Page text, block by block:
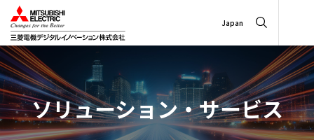
Japan
ソリューション・サービス